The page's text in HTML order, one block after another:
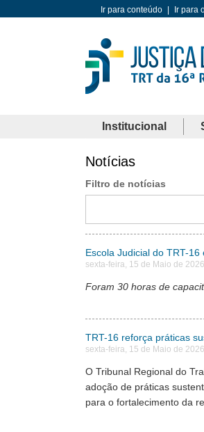
Ir para conteúdo Ir para
Institucional
Notícias
Filtro de notícias
Escola Judicial do TRT-
sexta-feira, 15 de Maio de
Foram 30 horas de
TRT-16 reforça práticas
sexta-feira, 15 de Maio de
O Tribunal Regional do
adoção de práticas
para o fortalecimento da